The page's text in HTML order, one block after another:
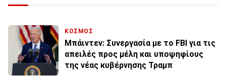
ΚΟΣΜΟΣ
Μπάιντεν: Συνεργασία με το FBI για τις
απειλές προς μέλη και υποψηφίους
της νέας κυβέρνησης Τραμπ